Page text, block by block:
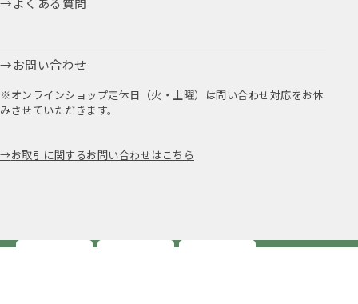
お問い合わせ
※オンラインショップ定休日（火・土曜）は問い合わせ対応をお休
みさせていただきます。
お取引に関するお問い合わせはこちら